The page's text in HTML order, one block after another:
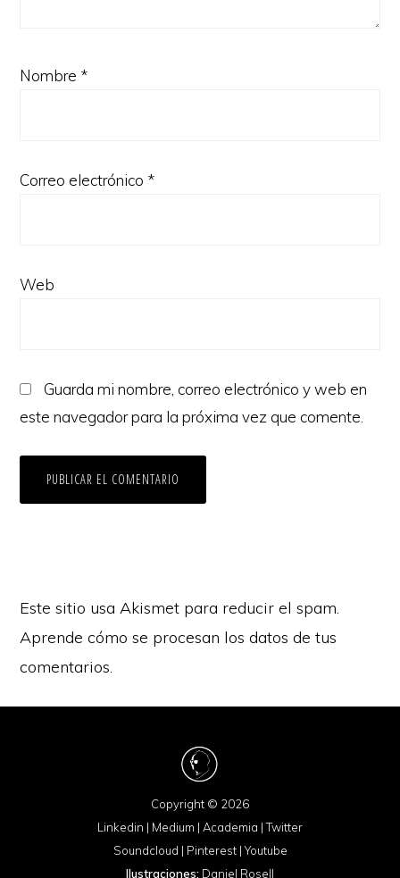
Nombre *
Correo electrónico *
Web
Guarda mi nombre, correo electrónico y web en
este navegador para la próxima vez que comente.
Este sitio usa Akismet para reducir el spam.
Aprende cómo se procesan los datos de tus
comentarios.
Copyright © 2026
Linkedin | Medium | Academia |Twitter
Soundcloud | Pinterest|Youtube
Ilustraciones: Daniel Rosell